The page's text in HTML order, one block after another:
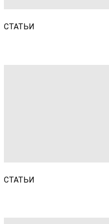
СТАТЬИ
СТАТЬИ